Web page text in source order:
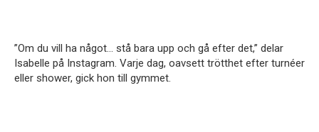
”Om du vill ha något… stå bara upp och gå efter det,” delar
Isabelle på Instagram. Varje dag, oavsett trötthet efter turnéer
eller shower, gick hon till gymmet.